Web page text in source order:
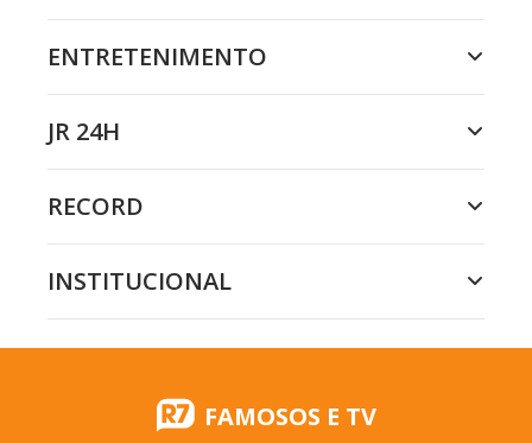
ENTRETENIMENTO
JR 24H
RECORD
INSTITUCIONAL
FAMOSOS E TV